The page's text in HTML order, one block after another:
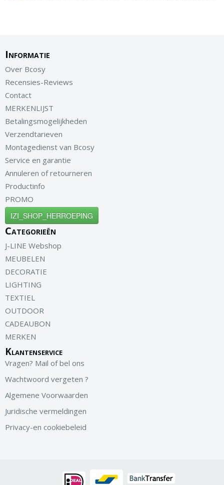
Informatie
Over Bcosy
Recensies-Reviews
Contact
MERKENLIJST
Betalingsmogelijkheden
Verzendtarieven
Montagedienst van Bcosy
Service en garantie
Annuleren of retourneren
Productinfo
PROMO
IZI_SHOP_HERROEPING
Categorieën
J-LINE Webshop
MEUBELEN
DECORATIE
LIGHTING
TEXTIEL
OUTDOOR
CADEAUBON
MERKEN
Klantenservice
Vragen? Mail of bel ons
Wachtwoord vergeten ?
Algemene Voorwaarden
Juridische vermeldingen
Privacy-en cookiebeleid